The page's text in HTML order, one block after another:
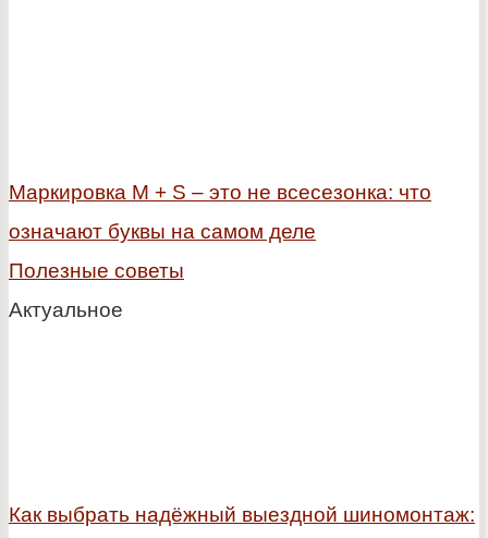
Маркировка M + S – это не всесезонка: что
означают буквы на самом деле
Полезные советы
Актуальное
Как выбрать надёжный выездной шиномонтаж: